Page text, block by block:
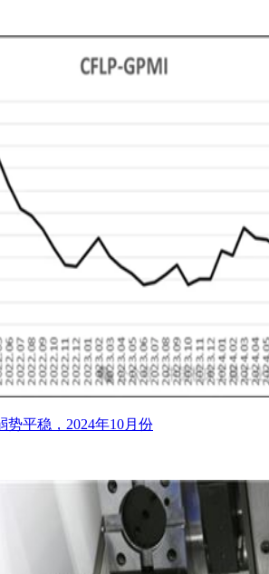
势平稳，2024年10月份